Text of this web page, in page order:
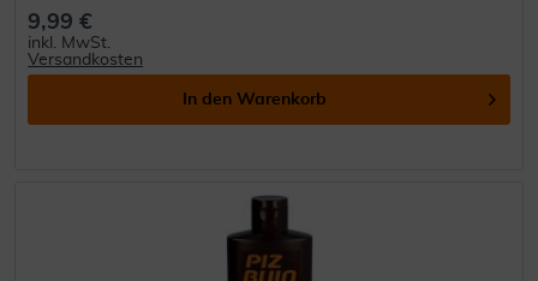
9,99 €
inkl. MwSt.
Versandkosten
In den Warenkorb